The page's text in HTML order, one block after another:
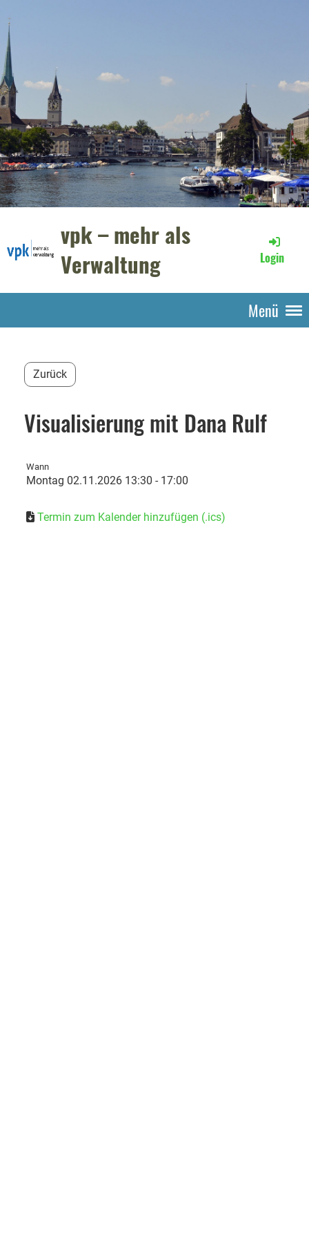
vpk – mehr als
Verwaltung
Login
Menü
Zurück
Visualisierung mit Dana Rulf
Wann
Montag 02.11.2026 13:30 - 17:00
Termin zum Kalender hinzufügen (.ics)